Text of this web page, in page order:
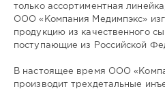
только ассортиментная
ООО «Компания Медимпэкс»
продукцию из качественного
поступающие из Российской
В настоящее время ООО
производит трехдетальные